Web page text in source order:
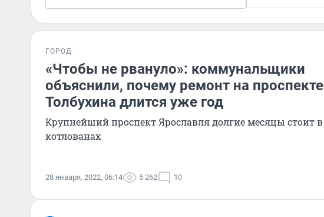
ГОРОД
«Чтобы не рвануло»: коммунальщики
объяснили, почему ремонт на проспекте
Толбухина длится уже год
Крупнейший проспект Ярославля долгие месяцы стоит в
котлованах
28 января, 2022, 06:14 5 262 10